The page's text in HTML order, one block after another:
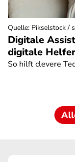
Digitale
digitale
So hilft clevere
Quelle: Pikselstock /